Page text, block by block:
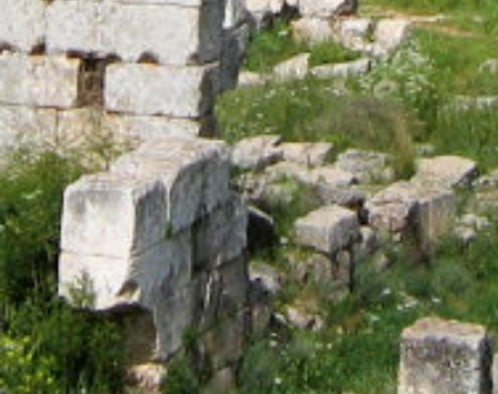
Césaire d'Arles
Pourquoi en début de ce deuxième millénaire
redécouvrir un personnage à ce jour presque
inconnu, quoi que…
Césaire d’Arles, né en 470, évêque d’Arles la petite
Rome de 502 à 542, a marqué son temps, par son